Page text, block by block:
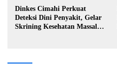
Dinkes Cimahi Perkuat
Deteksi Dini Penyakit, Gelar
Skrining Kesehatan Massal di